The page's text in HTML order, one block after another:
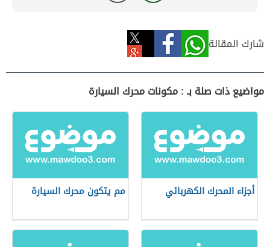
شارك المقالة
مواضيع ذات صلة بـ : مكونات محرك السيارة
أجزاء المحرك الكهربائي مم يتكون محرك السيارة